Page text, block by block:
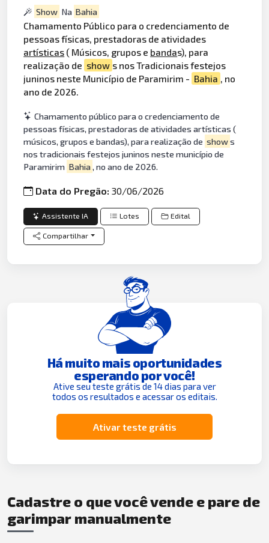
Show Na Bahia
Chamamento Público para o credenciamento de
pessoas físicas, prestadoras de atividades
artísticas ( Músicos, grupos e bandas), para
realização de show s nos Tradicionais festejos
juninos neste Município de Paramirim - Bahia , no
ano de 2026.
Chamamento público para o credenciamento de
pessoas físicas, prestadoras de atividades artísticas (
músicos, grupos e bandas), para realização de shows
nos tradicionais festejos juninos neste município de
Paramirim Bahia, no ano de 2026.
Data do Pregão:30/06/2026
Assistente IA Lotes Edital
Compartilhar
Há muito mais oportunidades
esperando por você!
Ative seu teste grátis de 14 dias para ver
todos os resultados e acessar os editais.
Ativar teste grátis
Cadastre o que você vende e pare de
garimpar manualmente